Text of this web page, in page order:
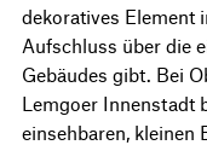
dekoratives Element
Aufschluss über die
Gebäudes gibt. Bei
Lemgoer Innenstadt
einsehbaren, kleinen